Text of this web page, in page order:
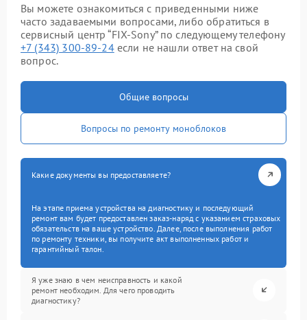
Вы можете ознакомиться с приведенными ниже
часто задаваемыми вопросами, либо обратиться в
сервисный центр “FIX-Sony” по следующему телефону
+7 (343) 300-89-24если не нашли ответ на свой
вопрос.
Общие вопросы
Вопросы по ремонту моноблоков
Какие документы вы предоставляете?
На этапе приема устройства на диагностику и последующий
ремонт вам будет предоставлен заказ-наряд с указанием страховых
обязательств на ваше устройство. Далее, после выполнения работ
по ремонту техники, вы получите акт выполненных работ и
гарантийный талон.
Я уже знаю в чем неисправность и какой
ремонт необходим. Для чего проводить
диагностику?